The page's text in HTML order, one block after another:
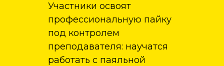
Участники освоят
профессиональную пайку
под контролем
преподавателя: научатся
работать с паяльной